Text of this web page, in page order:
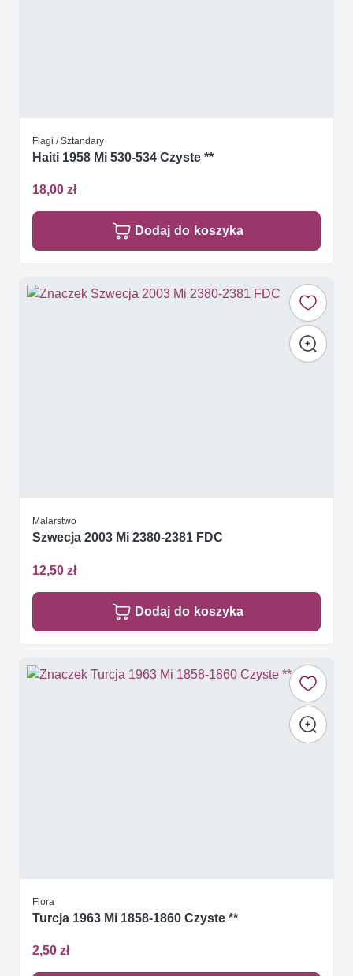
Flagi / Sztandary
Haiti 1958 Mi 530-534 Czyste **
18,00 zł
Dodaj do koszyka
Malarstwo
Szwecja 2003 Mi 2380-2381 FDC
12,50 zł
Dodaj do koszyka
Flora
Turcja 1963 Mi 1858-1860 Czyste **
2,50 zł